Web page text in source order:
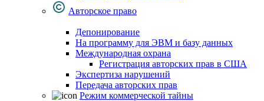
Авторское право
Депонирование
На программу для ЭВМ и базу данных
Международная охрана
Регистрация авторских прав в США
Экспертиза нарушений
Передача авторских прав
Режим коммерческой тайны